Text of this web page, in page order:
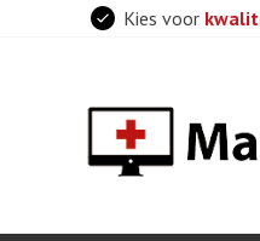
Kies voor